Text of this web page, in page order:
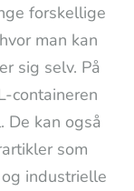
forskellige
man kan
sig selv. På
containeren
De kan også
som
industrielle